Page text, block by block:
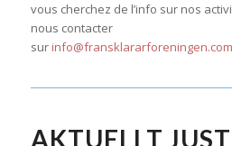
vous cherchez de l’info sur nos
nous contacter
sur info@fransklararforeningen.com
AKTUELLT